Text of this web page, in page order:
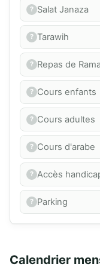
Salat Janaza
Tarawih
Repas de
Cours enfants
Cours adultes
Cours d'arabe
Accès
Parking
Calendrier